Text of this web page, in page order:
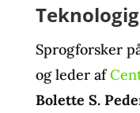
Sprogforsker
og leder af
Bolette S.